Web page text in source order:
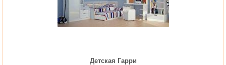
Детская Гарри